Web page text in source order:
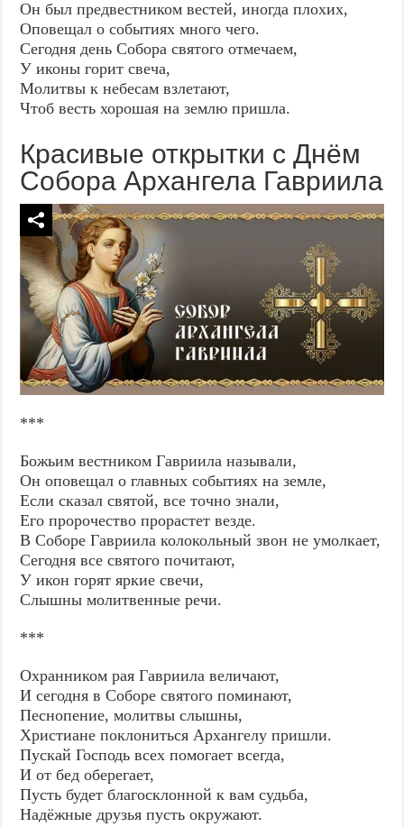
Он был предвестником вестей, иногда плохих,
Оповещал о событиях много чего.
Сегодня день Собора святого отмечаем,
У иконы горит свеча,
Молитвы к небесам взлетают,
Чтоб весть хорошая на землю пришла.
Красивые открытки с Днём
Собора Архангела Гавриила
***
Божьим вестником Гавриила называли,
Он оповещал о главных событиях на земле,
Если сказал святой, все точно знали,
Его пророчество прорастет везде.
В Соборе Гавриила колокольный звон не умолкает,
Сегодня все святого почитают,
У икон горят яркие свечи,
Слышны молитвенные речи.
***
Охранником рая Гавриила величают,
И сегодня в Соборе святого поминают,
Песнопение, молитвы слышны,
Христиане поклониться Архангелу пришли.
Пускай Господь всех помогает всегда,
И от бед оберегает,
Пусть будет благосклонной к вам судьба,
Надёжные друзья пусть окружают.